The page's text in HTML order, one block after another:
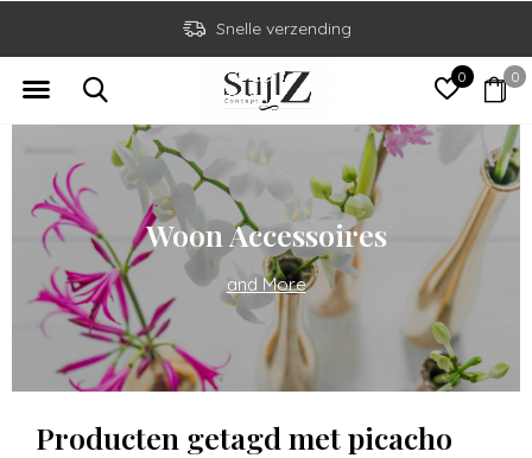
0 0
Snelle verzending
Woon Accessoires
and More
Producten getagd met picacho